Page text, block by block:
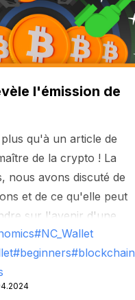
l'émission de
qu'à un article de
de la crypto ! La
nous avons discuté de
et de ce qu'elle peut
sur l'avenir d'une
particulière.
nous allons aborder un
de l'économie
de jetons.
#NC_Wallet
#beginners#blockchain